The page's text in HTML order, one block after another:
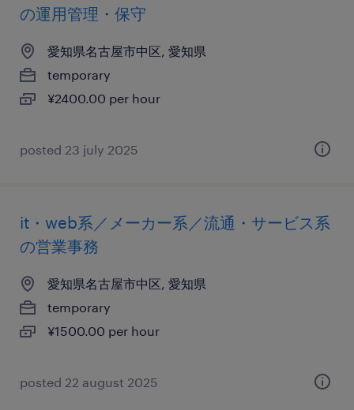
の運用管理・保守
愛知県名古屋市中区, 愛知県
temporary
¥2400.00 per hour
posted 23 july 2025
it・web系／メーカー系／流通・サービス系
の営業事務
愛知県名古屋市中区, 愛知県
temporary
¥1500.00 per hour
posted 22 august 2025